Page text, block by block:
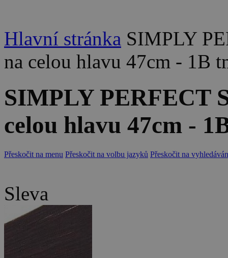
Hlavní stránka SIMPLY
na celou hlavu 47cm - 1B
SIMPLY PERFECT
celou hlavu 47cm -
Přeskočit na menu Přeskočit na volbu jazyků Přeskočit na
Sleva